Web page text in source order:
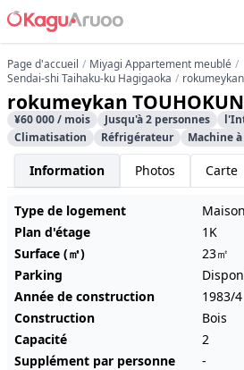
Page d'accueil
Miyagi Appartement meublé
Sendai-shi Taihaku-ku Hagigaoka
rokumeykan
¥60 000 / mois Jusqu'à 2 personnes
Climatisation
Réfrigérateur Machine
Information Photos Carte
Type de logement
Maison
Plan d'étage
1K
Surface (㎡)
23㎡
Parking
Année de construction
1983/4
Construction
Bois
Capacité
2
Supplément par personne
-